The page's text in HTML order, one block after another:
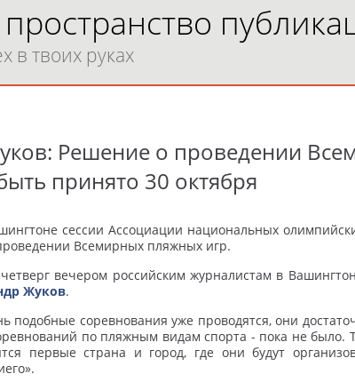
в твоих руках
Решение о проведении
принято 30 октября
сессии Ассоциации национальных
Всемирных пляжных игр.
вечером российским журналистам в
Жуков.
подобные соревнования уже проводятся, они
по пляжным видам спорта - пока не было.
первые страна и город, где они будут